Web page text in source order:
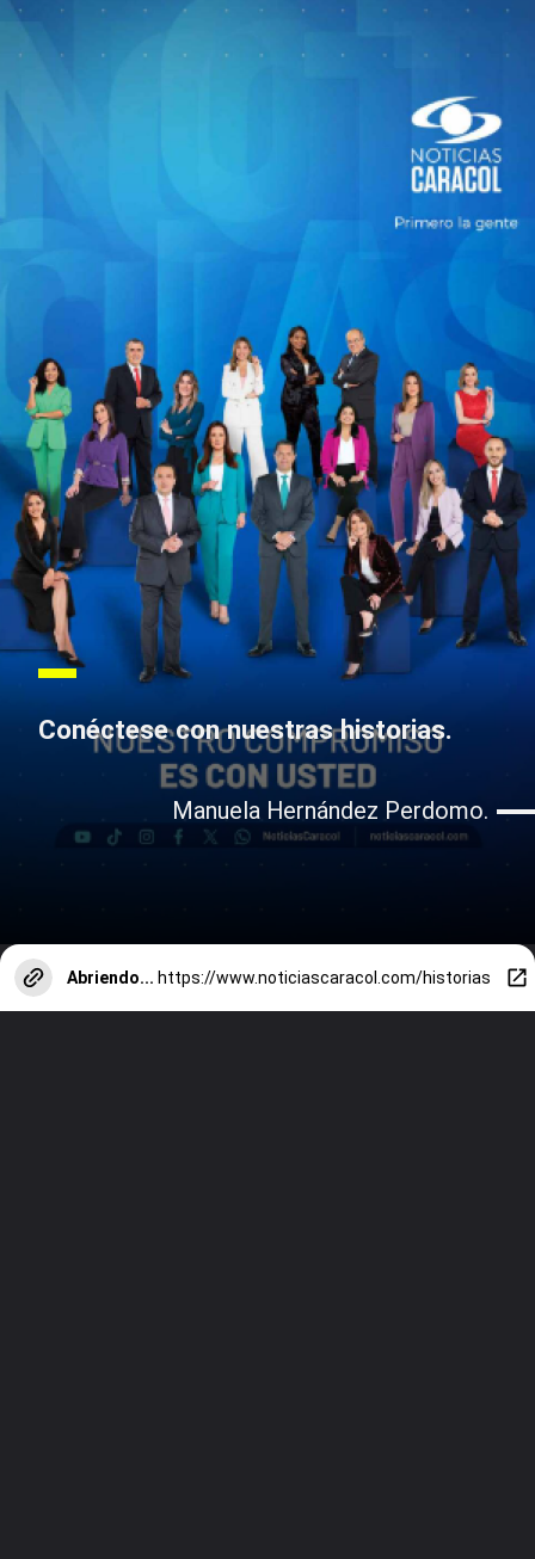
Conéctese con nuestras historias.
Manuela Hernández Perdomo.
Abriendo... https://www.noticiascaracol.com/historias